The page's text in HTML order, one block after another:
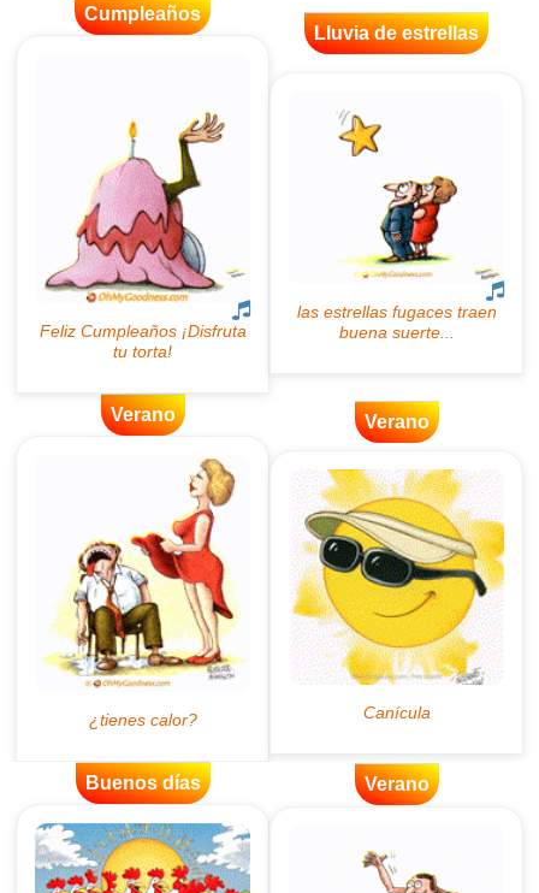
Cumpleaños
Lluvia de estrellas
Verano Verano
Buenos días Verano